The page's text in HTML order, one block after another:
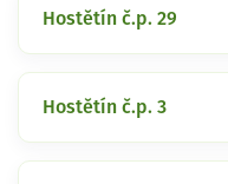
Hostětín č.p. 29
Hostětín č.p. 3